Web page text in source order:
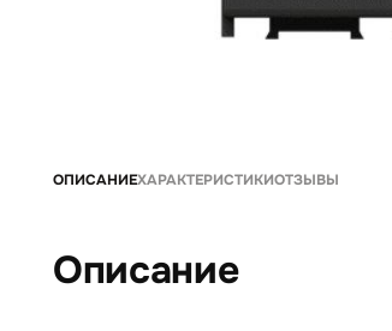
ОПИСАНИЕХАРАКТЕРИСТИКИОТЗЫВЫ
Описание